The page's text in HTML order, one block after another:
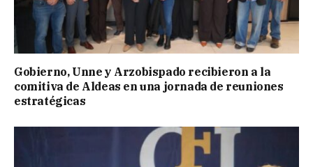
Gobierno, Unne y Arzobispado recibieron a la
comitiva de Aldeas en una jornada de reuniones
estratégicas